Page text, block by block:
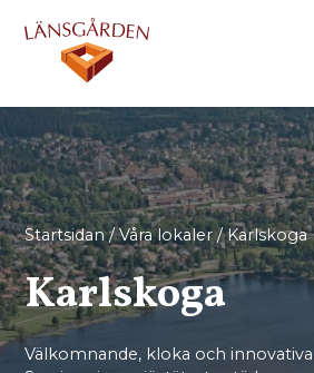
Startsidan/Våra lokaler/Karlskoga
Karlskoga
Välkomnande, kloka och